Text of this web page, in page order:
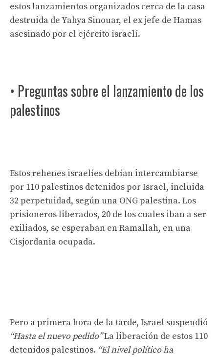
estos lanzamientos organizados cerca de la casa
destruida de Yahya Sinouar, el ex jefe de Hamas
asesinado por el ejército israelí.
• Preguntas sobre el lanzamiento de los
palestinos
Estos rehenes israelíes debían intercambiarse
por 110 palestinos detenidos por Israel, incluida
32 perpetuidad, según una ONG palestina. Los
prisioneros liberados, 20 de los cuales iban a ser
exiliados, se esperaban en Ramallah, en una
Cisjordania ocupada.
Pero a primera hora de la tarde, Israel suspendió
“Hasta el nuevo pedido”La liberación de estos 110
detenidos palestinos. “El nivel político ha